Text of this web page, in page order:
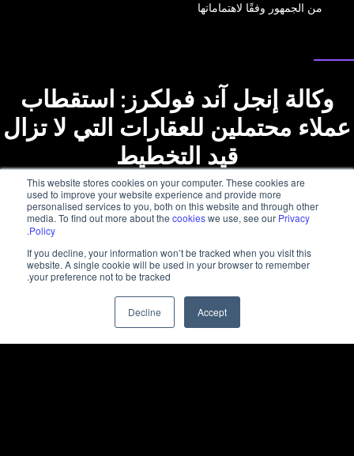
This website stores cookies on your computer. These cookies are
used to improve your website experience and provide more
personalised services to you, both on this website and through other
media. To find out more about the cookieswe use, see our Privacy
Policy
.
If you decline, your information won’t be tracked when you visit this
website. A single cookie will be used in your browser to remember
your preference not to be tracked.
Accept
Decline
من الجمهور وفقًا لاهتماماتها
وكالة إنجل آند فولكرز: استقطاب
عملاء محتملين للعقارات التي لا تزال
قيد التخطيط